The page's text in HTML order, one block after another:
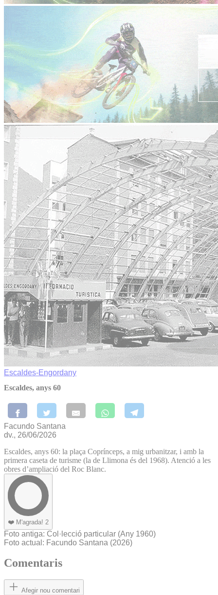
Escaldes-Engordany
Escaldes, anys 60
Facundo Santana
dv., 26/06/2026
Escaldes, anys 60: la plaça Coprínceps, a mig urbanitzar, i amb la
primera caseta de turisme (la de Llimona és del 1968). Atenció a les
obres d’ampliació del Roc Blanc.
❤️ M'agrada! 2
Foto antiga: Col·lecció particular (Any 1960)
Foto actual : Facundo Santana (2026)
Comentaris
Afegir nou comentari